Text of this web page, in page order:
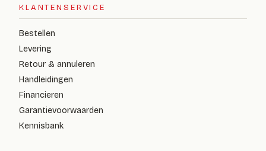
KLANTENSERVICE
Bestellen
Levering
Retour & annuleren
Handleidingen
Financieren
Garantievoorwaarden
Kennisbank